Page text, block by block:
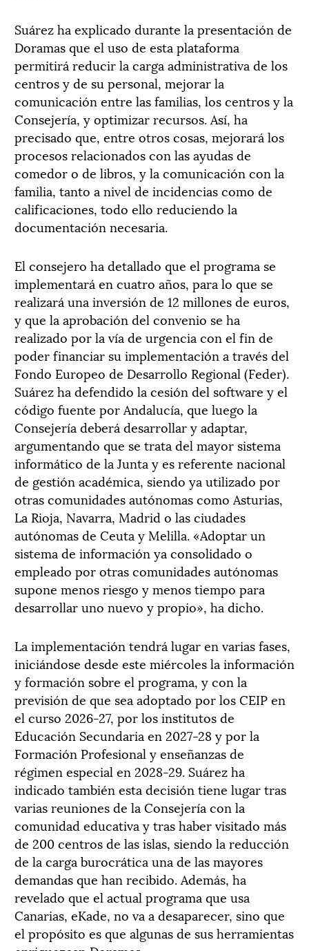
Suárez ha explicado durante la presentación de
Doramas que el uso de esta plataforma
permitirá reducir la carga administrativa de los
centros y de su personal, mejorar la
comunicación entre las familias, los centros y la
Consejería, y optimizar recursos. Así, ha
precisado que, entre otros cosas, mejorará los
procesos relacionados con las ayudas de
comedor o de libros, y la comunicación con la
familia, tanto a nivel de incidencias como de
calificaciones, todo ello reduciendo la
documentación necesaria.
El consejero ha detallado que el programa se
implementará en cuatro años, para lo que se
realizará una inversión de 12 millones de euros,
y que la aprobación del convenio se ha
realizado por la vía de urgencia con el fin de
poder financiar su implementación a través del
Fondo Europeo de Desarrollo Regional (Feder).
Suárez ha defendido la cesión del software y el
código fuente por Andalucía, que luego la
Consejería deberá desarrollar y adaptar,
argumentando que se trata del mayor sistema
informático de la Junta y es referente nacional
de gestión académica, siendo ya utilizado por
otras comunidades autónomas como Asturias,
La Rioja, Navarra, Madrid o las ciudades
autónomas de Ceuta y Melilla. «Adoptar un
sistema de información ya consolidado o
empleado por otras comunidades autónomas
supone menos riesgo y menos tiempo para
desarrollar uno nuevo y propio», ha dicho.
La implementación tendrá lugar en varias fases,
iniciándose desde este miércoles la información
y formación sobre el programa, y con la
previsión de que sea adoptado por los CEIP en
el curso 2026-27, por los institutos de
Educación Secundaria en 2027-28 y por la
Formación Profesional y enseñanzas de
régimen especial en 2028-29. Suárez ha
indicado también esta decisión tiene lugar tras
varias reuniones de la Consejería con la
comunidad educativa y tras haber visitado más
de 200 centros de las islas, siendo la reducción
de la carga burocrática una de las mayores
demandas que han recibido. Además, ha
revelado que el actual programa que usa
Canarias, eKade, no va a desaparecer, sino que
el propósito es que algunas de sus herramientas